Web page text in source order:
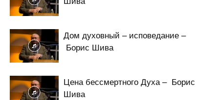
Дом духовный – исповедание –
Борис Шива
Цена бессмертного Духа – Борис
Шива